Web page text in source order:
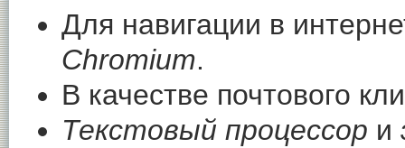
Для навигации в
Chromium.
В качестве почтового
Текстовый процессор и